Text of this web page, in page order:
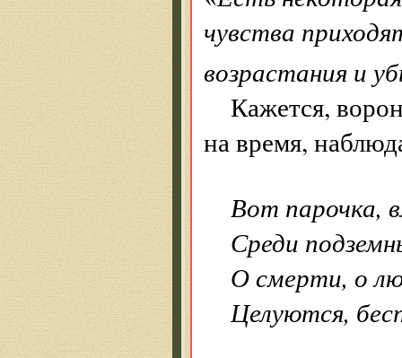
чувства
возрастания и
Кажется,
на время,
Вот парочка,
Среди
О смерти, о
Целуются,